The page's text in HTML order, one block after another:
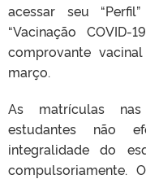
acessar seu
“Vacinação
comprovante
março.
As matrículas
estudantes não
integralidade do
compulsoriamente.